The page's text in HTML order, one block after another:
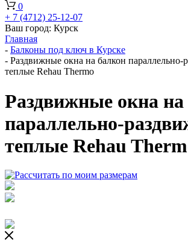
0
+ 7 (4712) 25-12-07
Ваш город: Курск
Главная
- Балконы под ключ в Курске
- Раздвижные окна на балкон параллельно-
теплые Rehau Thermo
Раздвижные окна на
параллельно-
теплые Rehau